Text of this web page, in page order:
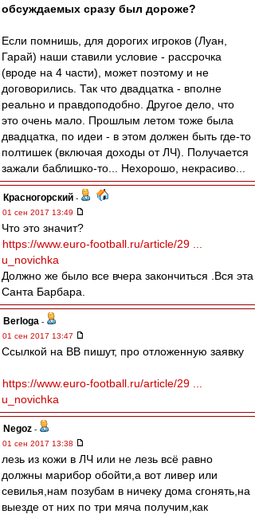
обсуждаемых сразу был дороже?
Если помнишь, для дорогих игроков (Луан,
Гарай) наши ставили условие - рассрочка
(вроде на 4 части), может поэтому и не
договорились. Так что двадцатка - вполне
реально и правдоподобно. Другое дело, что
это очень мало. Прошлым летом тоже была
двадцатка, по идеи - в этом должен быть где-то
полтишек (включая доходы от ЛЧ). Получается
зажали баблишко-то... Нехорошо, некрасиво...
Красногорский -
01 сен 2017 13:49
Что это значит?
https://www.euro-football.ru/article/29 ...
u_novichka
Должно же было все вчера закончиться .Вся эта
Санта Барбара.
Berloga -
01 сен 2017 13:47
Ссылкой на ВВ пишут, про отложенную заявку
https://www.euro-football.ru/article/29 ...
u_novichka
Negoz -
01 сен 2017 13:38
лезь из кожи в ЛЧ или не лезь всё равно
должны марибор обойти,а вот ливер или
севилья,нам позубам в ничеку дома сгонять,на
выезде от них по три мяча получим,как